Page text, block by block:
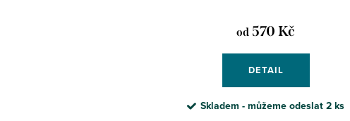
od 570 Kč
DETAIL
Skladem - můžeme odeslat2 ks